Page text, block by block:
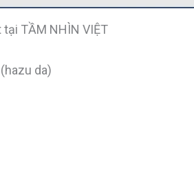
TẦM NHÌN VIỆT
da)